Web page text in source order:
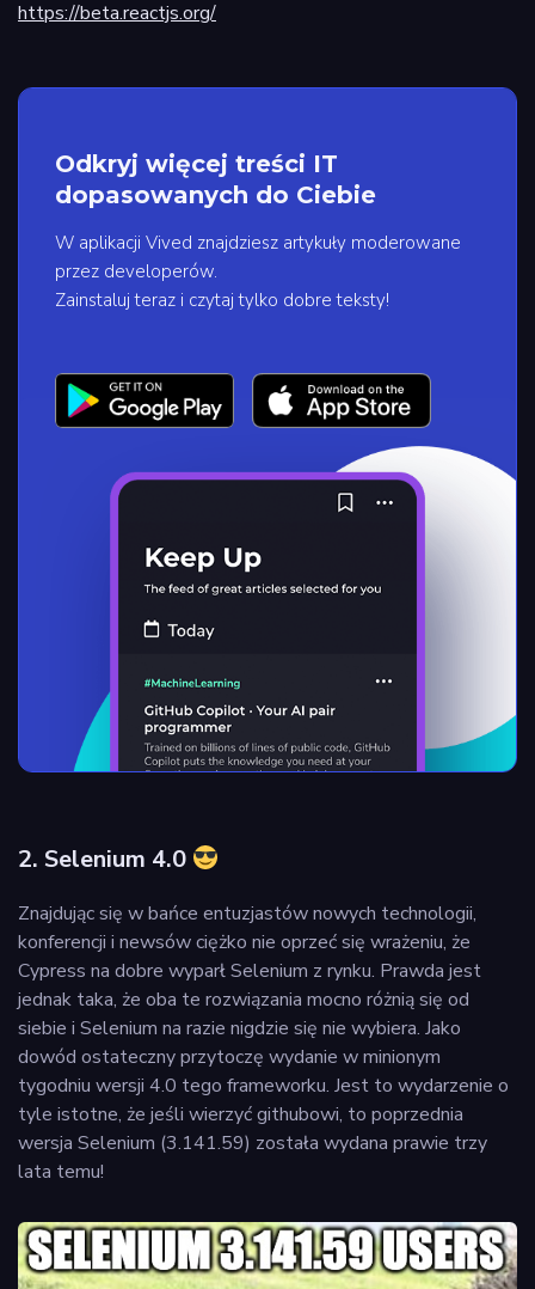
https://beta.reactjs.org/
Odkryj więcej treści IT
dopasowanych do Ciebie
W aplikacji Vived znajdziesz artykuły moderowane
przez developerów.
Zainstaluj teraz i czytaj tylko dobre teksty!
2. Selenium 4.0
Znajdując się w bańce entuzjastów nowych technologii,
konferencji i newsów ciężko nie oprzeć się wrażeniu, że
Cypress na dobre wyparł Selenium z rynku. Prawda jest
jednak taka, że oba te rozwiązania mocno różnią się od
siebie i Selenium na razie nigdzie się nie wybiera. Jako
dowód ostateczny przytoczę wydanie w minionym
tygodniu wersji 4.0 tego frameworku. Jest to wydarzenie o
tyle istotne, że jeśli wierzyć githubowi, to poprzednia
wersja Selenium (3.141.59) została wydana prawie trzy
lata temu!